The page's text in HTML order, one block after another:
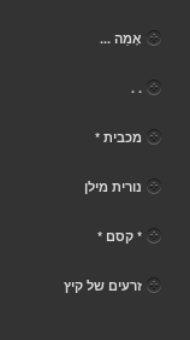
אֶמַה ...
. .
מכבית *
נורית מילן
* קסם *
זרעים של קיץ